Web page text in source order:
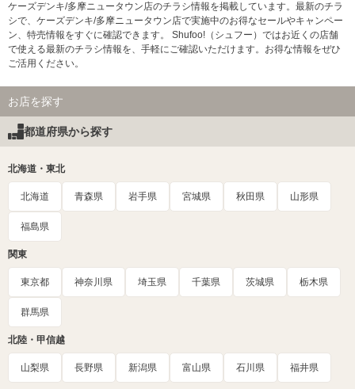
ケーズデンキ/多摩ニュータウン店のチラシ情報を掲載しています。最新のチラ
シで、ケーズデンキ/多摩ニュータウン店で実施中のお得なセールやキャンペー
ン、特売情報をすぐに確認できます。 Shufoo!（シュフー）ではお近くの店舗
で使える最新のチラシ情報を、手軽にご確認いただけます。お得な情報をぜひ
ご活用ください。
お店を探す
都道府県から探す
北海道・東北
北海道 青森県 岩手県 宮城県 秋田県 山形県
福島県
関東
東京都 神奈川県 埼玉県 千葉県 茨城県 栃木県
群馬県
北陸・甲信越
山梨県 長野県 新潟県 富山県 石川県 福井県